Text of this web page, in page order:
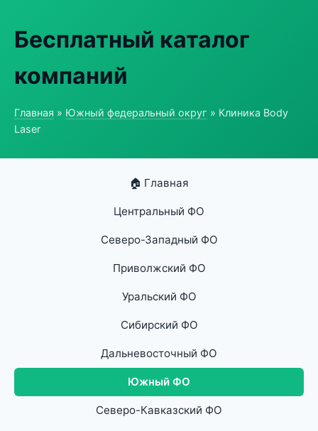
Бесплатный каталог
компаний
Главная » Южный федеральный округ » Клиника Body
Laser
🏠 Главная
Центральный ФО
Северо-Западный ФО
Приволжский ФО
Уральский ФО
Сибирский ФО
Дальневосточный ФО
Южный ФО
Северо-Кавказский ФО